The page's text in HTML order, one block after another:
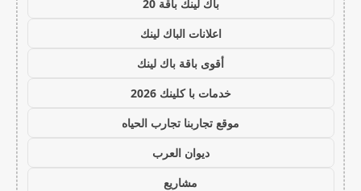
باك لينك باقة 20
اعلانات الباك لينك
أقوى باقة باك لينك
خدمات با كلينك 2026
موقع تجاربنا تجارب الحياه
ديوان العرب
مشاريع